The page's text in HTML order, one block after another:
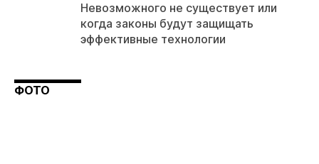
Невозможного не существует или
когда законы будут защищать
эффективные технологии
ФОТО